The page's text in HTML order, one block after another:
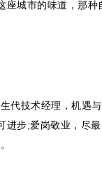
座城市的味道，那种
技术经理，机遇与
进步;爱岗敬业，尽最